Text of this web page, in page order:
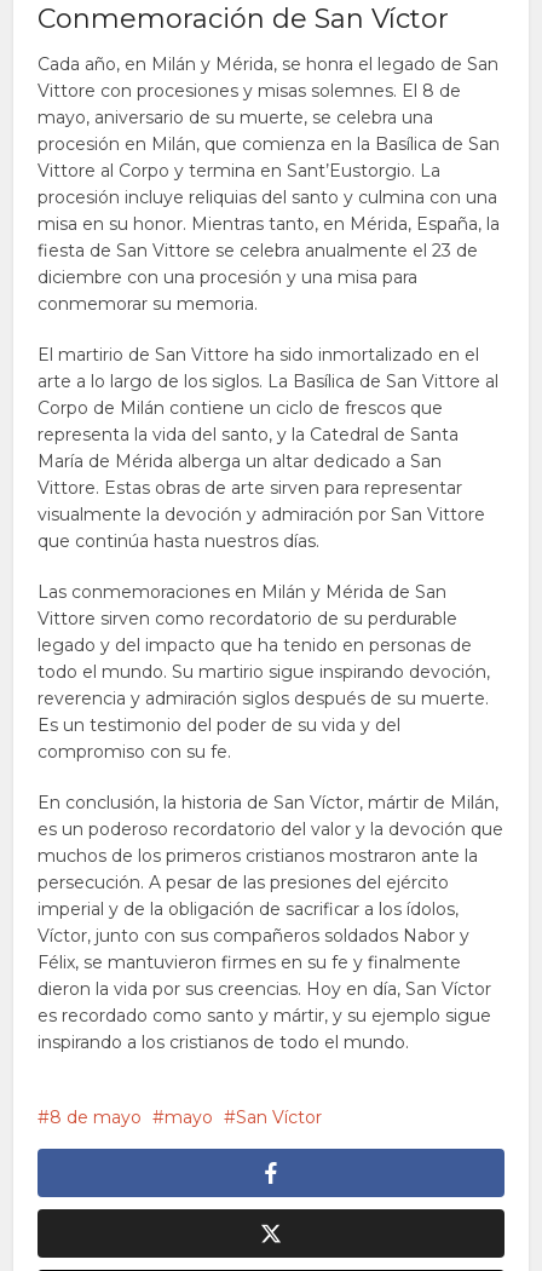
Conmemoración de San Víctor
Cada año, en Milán y Mérida, se honra el legado de San
Vittore con procesiones y misas solemnes. El 8 de
mayo, aniversario de su muerte, se celebra una
procesión en Milán, que comienza en la Basílica de San
Vittore al Corpo y termina en Sant’Eustorgio. La
procesión incluye reliquias del santo y culmina con una
misa en su honor. Mientras tanto, en Mérida, España, la
fiesta de San Vittore se celebra anualmente el 23 de
diciembre con una procesión y una misa para
conmemorar su memoria.
El martirio de San Vittore ha sido inmortalizado en el
arte a lo largo de los siglos. La Basílica de San Vittore al
Corpo de Milán contiene un ciclo de frescos que
representa la vida del santo, y la Catedral de Santa
María de Mérida alberga un altar dedicado a San
Vittore. Estas obras de arte sirven para representar
visualmente la devoción y admiración por San Vittore
que continúa hasta nuestros días.
Las conmemoraciones en Milán y Mérida de San
Vittore sirven como recordatorio de su perdurable
legado y del impacto que ha tenido en personas de
todo el mundo. Su martirio sigue inspirando devoción,
reverencia y admiración siglos después de su muerte.
Es un testimonio del poder de su vida y del
compromiso con su fe.
En conclusión, la historia de San Víctor, mártir de Milán,
es un poderoso recordatorio del valor y la devoción que
muchos de los primeros cristianos mostraron ante la
persecución. A pesar de las presiones del ejército
imperial y de la obligación de sacrificar a los ídolos,
Víctor, junto con sus compañeros soldados Nabor y
Félix, se mantuvieron firmes en su fe y finalmente
dieron la vida por sus creencias. Hoy en día, San Víctor
es recordado como santo y mártir, y su ejemplo sigue
inspirando a los cristianos de todo el mundo.
8 de mayo mayo San Víctor